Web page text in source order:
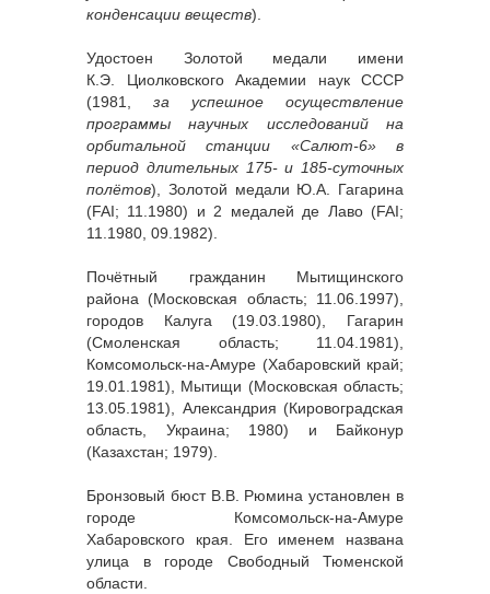
конденсации веществ).
Удостоен Золотой медали имени
К.Э. Циолковского Академии наук СССР
(1981, за успешное осуществление
программы научных исследований на
орбитальной станции «Салют-6» в
период длительных 175- и 185-суточных
полётов), Золотой медали Ю.А. Гагарина
(FAI; 11.1980) и 2 медалей де Лаво (FAI;
11.1980, 09.1982).
Почётный гражданин Мытищинского
района (Московская область; 11.06.1997),
городов Калуга (19.03.1980), Гагарин
(Смоленская область; 11.04.1981),
Комсомольск-на-Амуре (Хабаровский край;
19.01.1981), Мытищи (Московская область;
13.05.1981), Александрия (Кировоградская
область, Украина; 1980) и Байконур
(Казахстан; 1979).
Бронзовый бюст В.В. Рюмина установлен в
городе Комсомольск-на-Амуре
Хабаровского края. Его именем названа
улица в городе Свободный Тюменской
области.